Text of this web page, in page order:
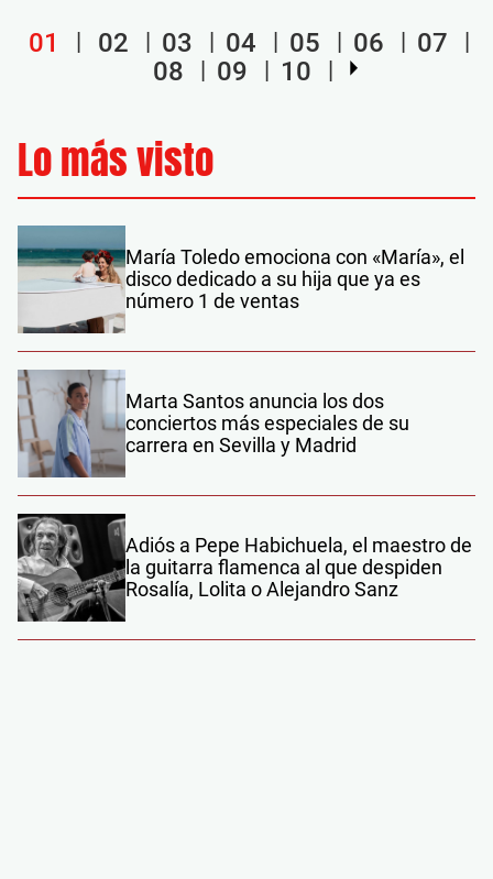
01 02 03 04 05 06
07
08
09 10
Lo más visto
María Toledo emociona con «María», el
disco dedicado a su hija que ya es
número 1 de ventas
Marta Santos anuncia los dos
conciertos más especiales de su
carrera en Sevilla y Madrid
Adiós a Pepe Habichuela, el maestro de
la guitarra flamenca al que despiden
Rosalía, Lolita o Alejandro Sanz